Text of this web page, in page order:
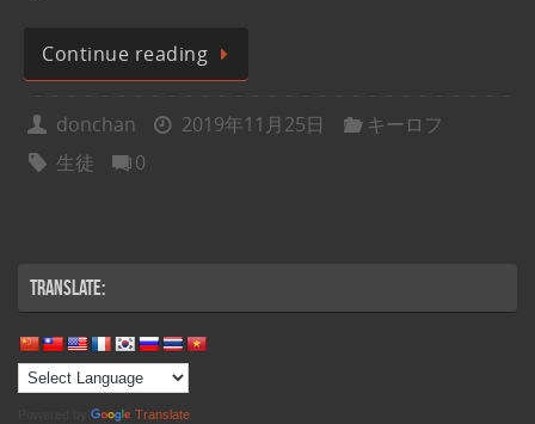
Continue reading
donchan 2019年11月25日
キーロフ
生徒
0
Translate:
Translate